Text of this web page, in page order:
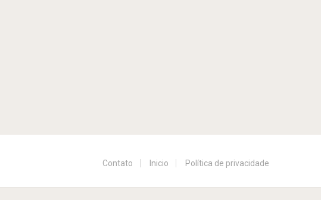
Contato Inicio Política de privacidade